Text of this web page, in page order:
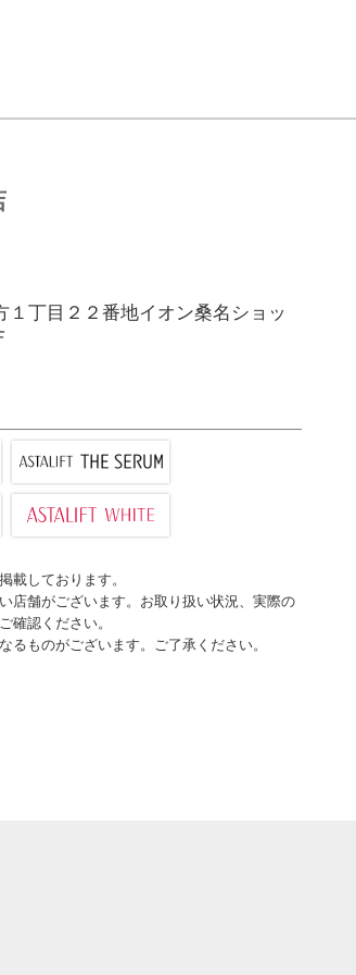
１丁目２２番地イオン桑名ショッ
載しております。
店舗がございます。お取り扱い状況、実際の
確認ください。
るものがございます。ご了承ください。